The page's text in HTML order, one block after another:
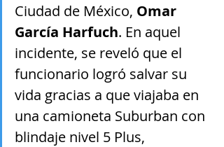
Ciudad de México, Omar
García Harfuch. En aquel
incidente, se reveló que el
funcionario logró salvar su
vida gracias a que viajaba en
una camioneta Suburban con
blindaje nivel 5 Plus,